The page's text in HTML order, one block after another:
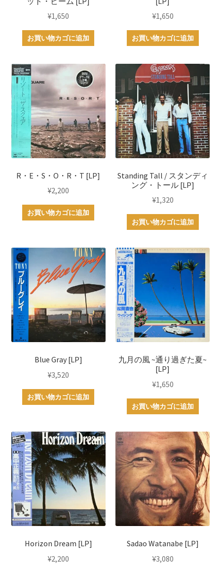
¥1,650
お買い物カゴに追加
¥1,650
お買い物カゴに追加
R・E・S・O・R・T [LP]
¥2,200
お買い物カゴに追加
Standing Tall / スタンディ
ング・トール [LP]
¥1,320
お買い物カゴに追加
Blue Gray [LP]
¥3,520
お買い物カゴに追加
九月の風 ~通り過ぎた夏~
[LP]
¥1,650
お買い物カゴに追加
Horizon Dream [LP]
¥2,200
Sadao Watanabe [LP]
¥3,080